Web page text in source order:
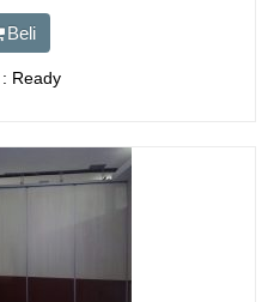
Beli
Ready